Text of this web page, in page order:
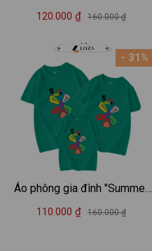
mẫu mới 2025 - Áo đồng
Mã GĐ3166-3167
120.000 ₫ 160.000 ₫
- 31%
Áo phông gia đình "Summer"
- Áo thun đồng phục gia đình
110.000 ₫ 160.000 ₫